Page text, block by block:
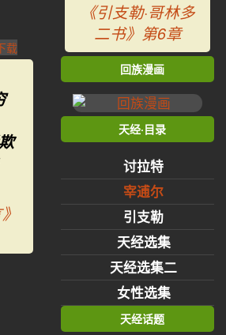
《引支勒·哥林多
二书》第6章
回族漫画
天经·目录
讨拉特
宰逋尔
引支勒
天经选集
天经选集二
女性选集
天经话题